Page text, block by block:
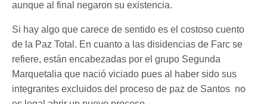
aunque al final negaron su existencia.
Si hay algo que carece de sentido es el costoso cuento
de la Paz Total. En cuanto a las disidencias de Farc se
refiere, están encabezadas por el grupo Segunda
Marquetalia que nació viciado pues al haber sido sus
integrantes excluidos del proceso de paz de Santos no